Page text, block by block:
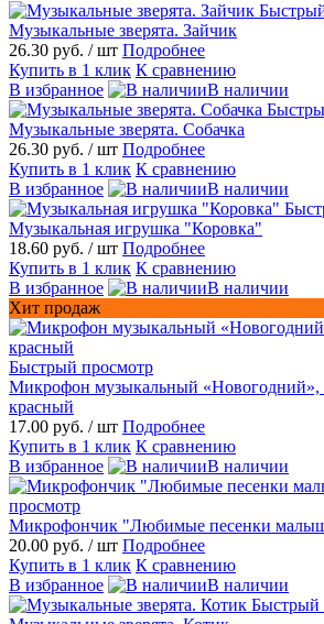
Музыкальные зверята. Зайчик
26.30 руб. / шт Подробнее
Купить в 1 клик К сравнению
В избранное
В наличии
Музыкальные зверята. Собачка
26.30 руб. / шт Подробнее
Купить в 1 клик К сравнению
В избранное
В наличии
Музыкальная игрушка "Коровка"
18.60 руб. / шт Подробнее
Купить в 1 клик К сравнению
В избранное
В наличии
Хит продаж
Быстрый просмотр
Микрофон музыкальный «Новогодний»,
красный
17.00 руб. / шт Подробнее
Купить в 1 клик К сравнению
В избранное
В наличии
просмотр
Микрофончик "Любимые песенки
20.00 руб. / шт Подробнее
Купить в 1 клик К сравнению
В избранное
В наличии
Быстрый